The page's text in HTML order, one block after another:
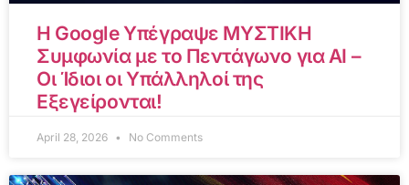
Η Google Υπέγραψε ΜΥΣΤΙΚΗ
Συμφωνία με το Πεντάγωνο για AI –
Οι Ίδιοι οι Υπάλληλοί της
Εξεγείρονται!
April 28, 2026 No Comments